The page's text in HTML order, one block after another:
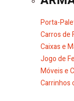
Porta-
Carros de
Caixas e
Jogo de
Móveis e
Carrinhos